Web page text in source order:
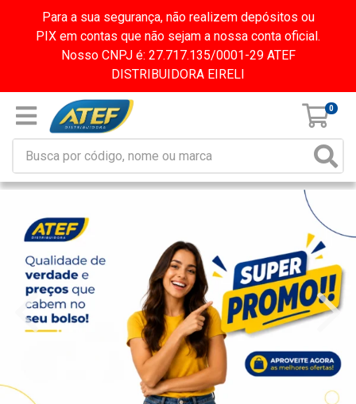
Para a sua segurança, não realizem depósitos ou
PIX em contas que não sejam a nossa conta oficial.
Nosso CNPJ é: 27.717.135/0001-29 ATEF
DISTRIBUIDORA EIRELI
0